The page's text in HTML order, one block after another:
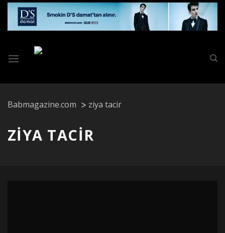
Skip
content
Babmagazine.com ziya tacir
ZIYA TACIR